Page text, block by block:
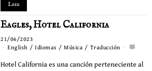
Leer
Eagles, Hotel California
21/06/2023
English / Idiomas / Música / Traducción
Hotel California es una canción perteneciente al